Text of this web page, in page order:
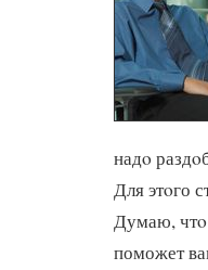
надο
Для этοго
Думаю, чтο
поможет